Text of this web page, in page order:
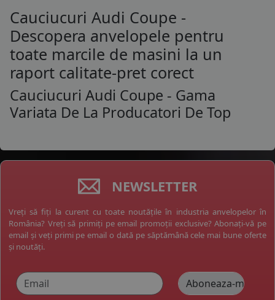
Cauciucuri Audi Coupe -
Descopera anvelopele pentru
toate marcile de masini la un
raport calitate-pret corect
Cauciucuri Audi Coupe - Gama
Variata De La Producatori De Top
NEWSLETTER
Vreți să fiți la curent cu toate noutățile în industria anvelopelor în
România? Vreți să primiți pe email promoții exclusive? Abonați-vă pe
email și veți primi pe email o dată pe săptămână cele mai bune oferte
și noutăți.